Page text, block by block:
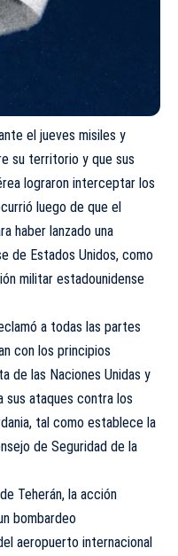
el jueves misiles y
su territorio y que sus
lograron interceptar los
luego de que el
haber lanzado una
de Estados Unidos, como
militar estadounidense
a todas las partes
con los principios
de las Naciones Unidas y
sus ataques contra los
tal como establece la
de Seguridad de la
Teherán, la acción
bombardeo
aeropuerto internacional